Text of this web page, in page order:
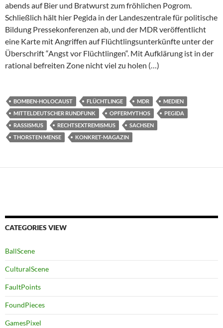
abends auf Bier und Bratwurst zum fröhlichen Pogrom.
Schließlich hält hier Pegida in der Landeszentrale für politische
Bildung Pressekonferenzen ab, und der MDR veröffentlicht
eine Karte mit Angriffen auf Flüchtlingsunterkünfte unter der
Überschrift “Angst vor Flüchtlingen“. Mit Aufklärung ist in der
rational befreiten Zone nicht viel zu holen (…)
BOMBEN-HOLOCAUST FLÜCHTLINGE MDR
MEDIEN
MITTELDEUTSCHER RUNDFUNK
OPFERMYTHOS
PEGIDA
RASSISMUS
RECHTSEXTREMISMUS
SACHSEN
THORSTEN MENSE
KONKRET-MAGAZIN
CATEGORIES VIEW
BallScene
CulturalScene
FaultPoints
FoundPieces
GamesPixel